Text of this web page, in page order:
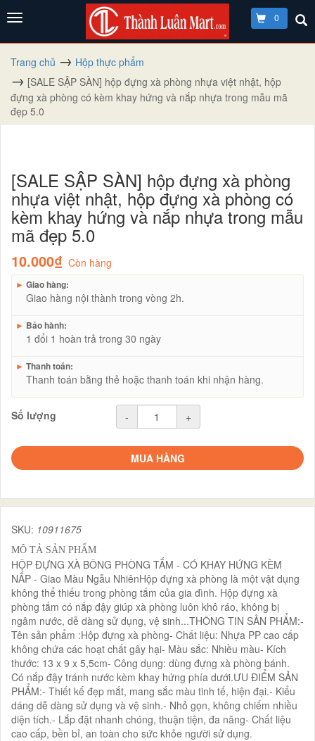
0
Trang chủ
Hộp thực phẩm
[SALE SẬP SÀN] hộp đựng xà phòng nhựa việt nhật, hộp
đựng xà phòng có kèm khay hứng và nắp nhựa trong mẫu mã
đẹp 5.0
[SALE SẬP SÀN] hộp đựng xà phòng
nhựa việt nhật, hộp đựng xà phòng có
kèm khay hứng và nắp nhựa trong mẫu
mã đẹp 5.0
10.000₫ Còn hàng
► Giao hàng:
Giao hàng nội thành trong vòng 2h.
► Bảo hành:
1 đổi 1 hoàn trả trong 30 ngày
► Thanh toán:
Thanh toán bằng thẻ hoặc thanh toán khi nhận hàng.
Số lượng - +
MUA HÀNG
SKU: 10911675
MÔ TẢ SẢN PHẨM
HỘP ĐỰNG XÀ BÔNG PHÒNG TẮM - CÓ KHAY HỨNG KÈM
NẮP - Giao Màu Ngẫu NhiênHộp đựng xà phòng là một vật dụng
không thể thiếu trong phòng tắm của gia đình. Hộp đựng xà
phòng tắm có nắp đậy giúp xà phòng luôn khô ráo, không bị
ngâm nước, dễ dàng sử dụng, vệ sinh...THÔNG TIN SẢN PHẨM:-
Tên sản phẩm :Hộp đựng xà phòng- Chất liệu: Nhựa PP cao cấp
không chứa các hoạt chất gây hại- Màu sắc: Nhiều màu- Kích
thước: 13 x 9 x 5,5cm- Công dụng: dùng đựng xà phòng bánh.
Có nắp đậy tránh nước kèm khay hứng phía dưới.ƯU ĐIỂM SẢN
PHẨM:- Thiết kế đẹp mắt, mang sắc màu tinh tế, hiện đại.- Kiểu
dáng dễ dàng sử dụng và vệ sinh.- Nhỏ gọn, không chiếm nhiều
diện tích.- Lắp đặt nhanh chóng, thuận tiện, đa năng- Chất liệu
cao cấp, bền bỉ, an toàn cho sức khỏe người sử dụng.